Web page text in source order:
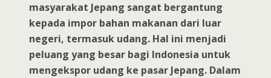
masyarakat Jepang sangat bergantung
kepada impor bahan makanan dari luar
negeri, termasuk udang. Hal ini menjadi
peluang yang besar bagi Indonesia untuk
mengekspor udang ke pasar Jepang. Dalam